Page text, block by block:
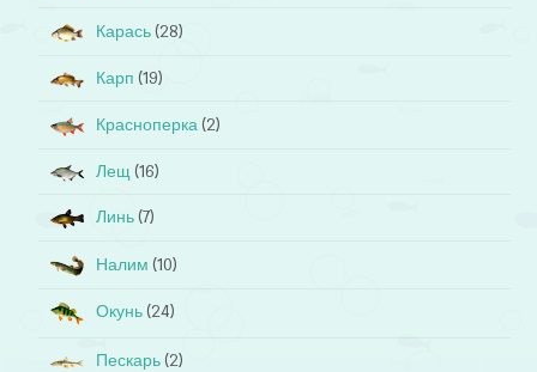
Карась (28)
Карп (19)
Красноперка (2)
Лещ (16)
Линь (7)
Налим (10)
Окунь (24)
Пескарь (2)